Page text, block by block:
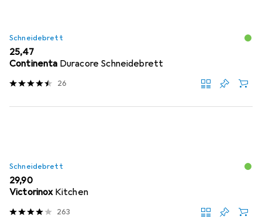
Schneidebrett
EUR
25,47
Continenta Duracore Schneidebrett
26
Schneidebrett
EUR
29,90
Victorinox Kitchen
263